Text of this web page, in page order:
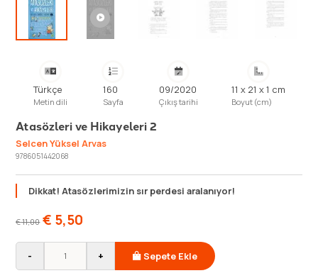
Türkçe
Metin dili
160
Sayfa
09/2020
Çıkış tarihi
11 x 21 x 1 cm
Boyut (cm)
Atasözleri ve Hikayeleri 2
Selcen Yüksel Arvas
9786051442068
Dikkat! Atasözlerimizin sır perdesi aralanıyor!
€11,00 € 5,50
- + Sepete Ekle